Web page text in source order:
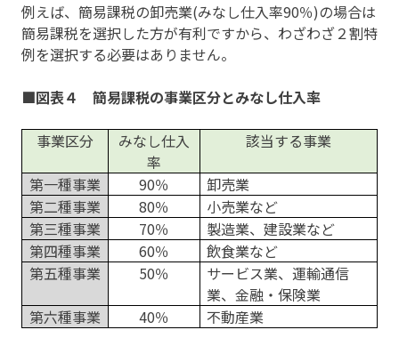
例えば、簡易課税の卸売業(みなし仕入率90％)の場合は
簡易課税を選択した方が有利ですから、わざわざ２割特
例を選択する必要はありません。
■図表４ 簡易課税の事業区分とみなし仕入率
事業区分
みなし仕入
率
該当する事業
第一種事業 90％
卸売業
第二種事業
80％
小売業など
第三種事業
70％
製造業、建設業など
第四種事業
60％
飲食業など
第五種事業
50％
サービス業、運輸通信
業、金融・保険業
第六種事業
40％ 不動産業